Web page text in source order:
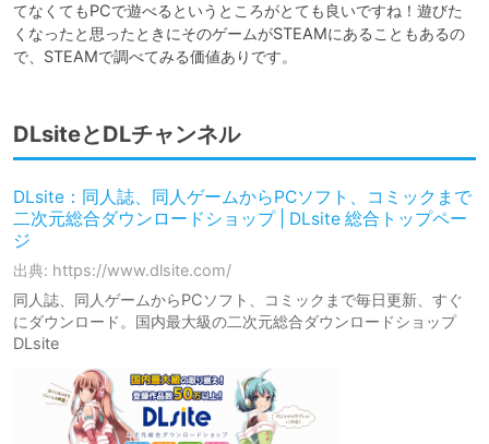
てなくてもPCで遊べるというところがとても良いですね！遊びた
くなったと思ったときにそのゲームがSTEAMにあることもあるの
DLsiteとDLチャンネル
DLsite：同人誌、同人ゲームからPCソフト、コミックまで
二次元総合ダウンロードショップ | DLsite 総合トップペー
ジ
出典: https://www.dlsite.com/
同人誌、同人ゲームからPCソフト、コミックまで毎日更新、すぐ
にダウンロード。国内最大級の二次元総合ダウンロードショップ
DLsite